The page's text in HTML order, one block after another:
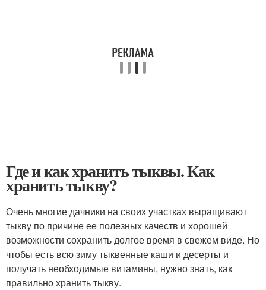
Где и как хранить тыквы. Как
хранить тыкву?
Очень многие дачники на своих участках выращивают
тыкву по причине ее полезных качеств и хорошей
возможности сохранить долгое время в свежем виде. Но
чтобы есть всю зиму тыквенные каши и десерты и
получать необходимые витамины, нужно знать, как
правильно хранить тыкву.